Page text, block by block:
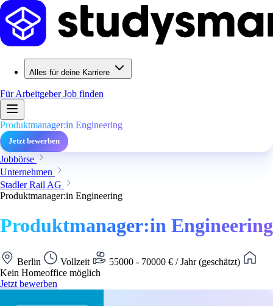
Alles für deine Karriere
Für ArbeitgeberJob finden
Produktmanager:in Engineering
Jetzt bewerben
Jobbörse
Unternehmen
Stadler Rail AG
Produktmanager:in Engineering
Produktmanager:in Engineering
Berlin Vollzeit
55000 - 70000 € / Jahr (geschätzt)
Kein Homeoffice möglich
Jetzt bewerben